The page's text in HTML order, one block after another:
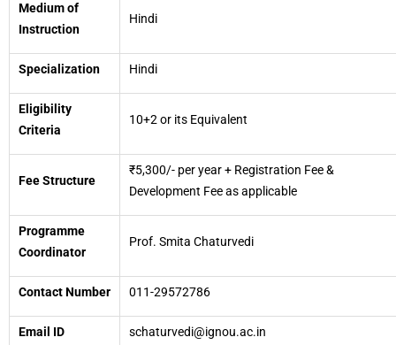
Medium of
Instruction
Hindi
Specialization Hindi
Eligibility
Criteria
10+2 or its Equivalent
Fee Structure
₹5,300/- per year + Registration Fee &
Development Fee as applicable
Programme
Coordinator
Prof. Smita Chaturvedi
Contact Number 011-29572786
Email ID schaturvedi@ignou.ac.in